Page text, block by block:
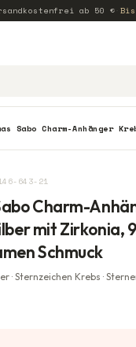
ab 50 € Bis
643-21
Charm-
mit Zirkonia,
Schmuck
· Sternzeichen Krebs ·